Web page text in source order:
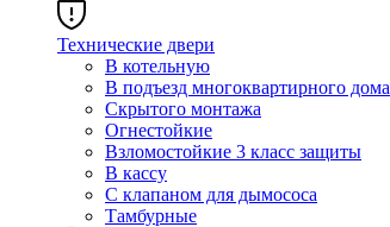
Технические двери
В котельную
В подъезд многоквартирного дома
Скрытого монтажа
Огнестойкие
Взломостойкие 3 класс защиты
В кассу
С клапаном для дымососа
Тамбурные